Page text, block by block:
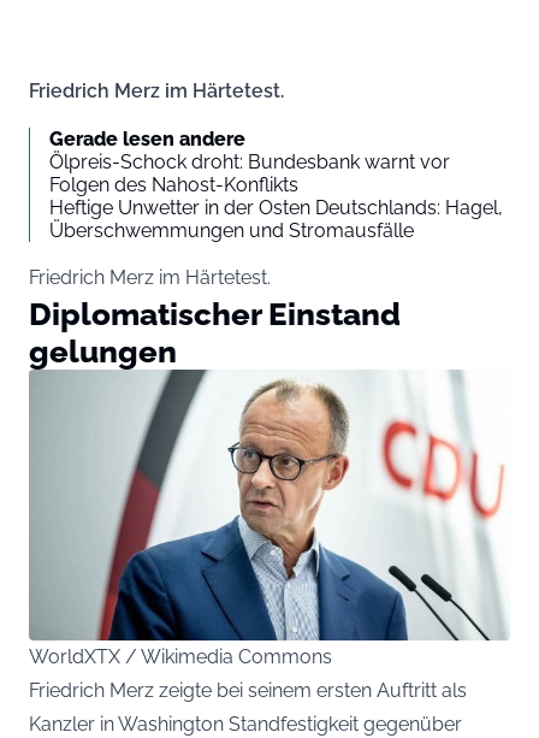
Friedrich Merz im Härtetest.
Gerade lesen andere
Ölpreis-Schock droht: Bundesbank warnt vor
Folgen des Nahost-Konflikts
Heftige Unwetter in der Osten Deutschlands: Hagel,
Überschwemmungen und Stromausfälle
Friedrich Merz im Härtetest.
Diplomatischer Einstand
gelungen
WorldXTX / Wikimedia Commons
Friedrich Merz zeigte bei seinem ersten Auftritt als
Kanzler in Washington Standfestigkeit gegenüber